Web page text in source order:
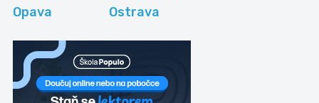
Opava
Ostrava